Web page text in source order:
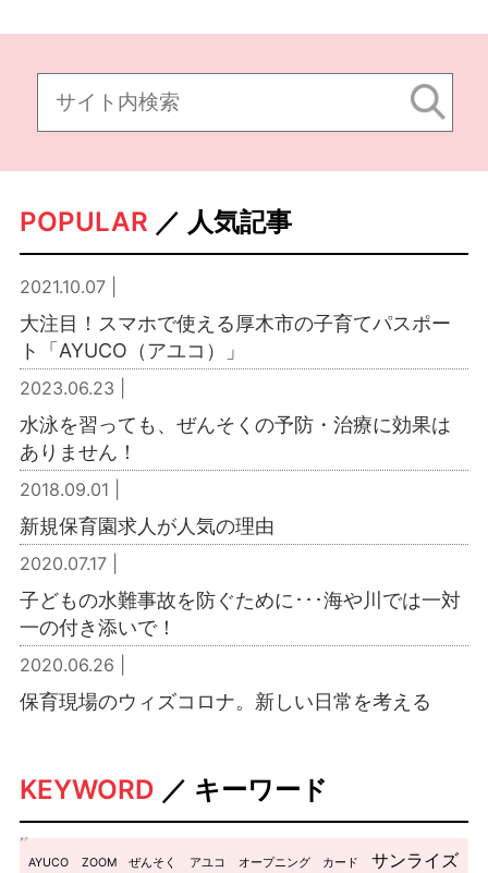
POPULAR ／ 人気記事
2021.10.07 |
大注目！スマホで使える厚木市の子育てパスポー
ト「AYUCO（アユコ）」
2023.06.23 |
水泳を習っても、ぜんそくの予防・治療に効果は
ありません！
2018.09.01 |
新規保育園求人が人気の理由
2020.07.17 |
子どもの水難事故を防ぐために･･･海や川では一対
一の付き添いで！
2020.06.26 |
保育現場のウィズコロナ。新しい日常を考える
KEYWORD ／ キーワード
タグ
AYUCO ZOOM ぜんそく アユコ オープニング カード
サンライズ